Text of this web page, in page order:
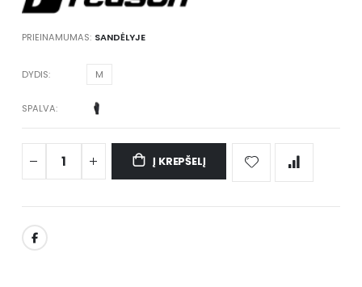
PRIEINAMUMAS: SANDĖLYJE
DYDIS M
SPALVA
Į KREPŠELĮ